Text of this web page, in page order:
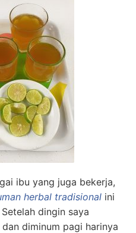
ibu yang juga bekerja,
herbal tradisional ini
dingin saya
diminum pagi harinya